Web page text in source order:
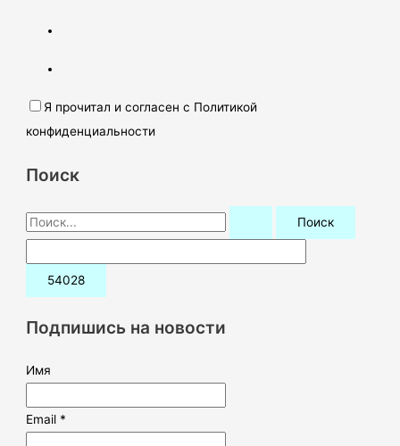
Я прочитал и согласен с Политикой
конфиденциальности
Поиск
П
о
и
:Подпишись на новости
Имя
Email *